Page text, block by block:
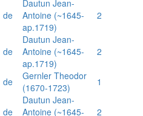
de
Dautun Jean-
Antoine (~1645-
ap.1719)
2
de
Dautun Jean-
Antoine (~1645-
ap.1719)
2
de
Gernler Theodor
(1670-1723)
1
de
Dautun Jean-
Antoine (~1645-
2